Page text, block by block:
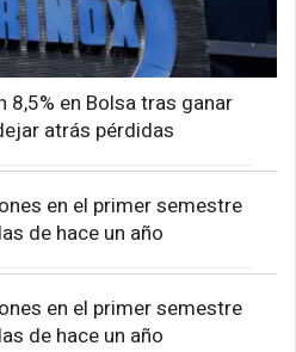
8,5% en Bolsa tras ganar
atrás pérdidas
en el primer semestre
de hace un año
en el primer semestre
de hace un año